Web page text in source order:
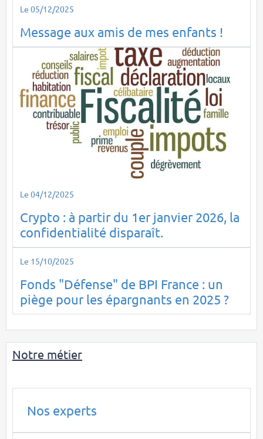
Le 05/12/2025
Message aux amis de mes enfants !
Le 04/12/2025
Crypto : à partir du 1er janvier 2026, la
confidentialité disparaît.
Le 15/10/2025
Fonds "Défense" de BPI France : un
piège pour les épargnants en 2025 ?
Notre métier
Nos experts